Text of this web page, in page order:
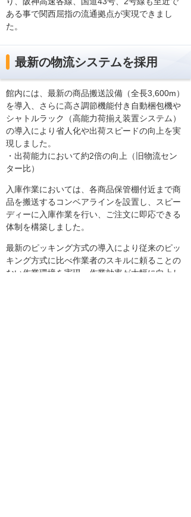
ある事で関西屈指の流通拠点が実現できまし
た。
最新の物流システムを採用
館内には、最新の商品搬送設備（全長3,600m）
を導入、さらに高さ調節機能付き自動梱包機や
シャトルラック（高能力荷揃え装置システム）
の導入により省人化や出荷スピードの向上を実
現しました。
・出荷能力において約2倍の向上（旧物流セン
ター比）
入庫作業においては、各商品保管棚付近まで商
品を搬送するコンベアラインを設置し、スピー
ディーに入庫作業を行い、ご注文に即応できる
体制を構築しました。
最新のピッキング方式の導入により従来のピッ
キング方式に比べ作業者のスキルに頼ることの
ない作業環境を実現、作業効率が大幅に向上し